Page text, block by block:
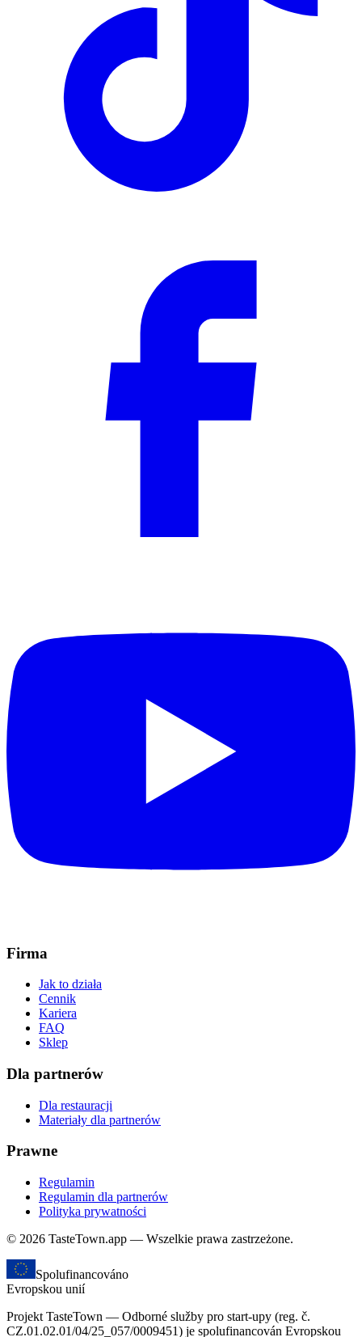
Firma
Jak to działa
Cennik
Kariera
FAQ
Sklep
Dla partnerów
Dla restauracji
Materiały dla partnerów
Prawne
Regulamin
Regulamin dla partnerów
Polityka prywatności
© 2026 TasteTown.app — Wszelkie prawa zastrzeżone.
Spolufinancováno
Evropskou unií
Projekt TasteTown — Odborné služby pro start-upy (reg. č.
CZ.01.02.01/04/25_057/0009451) je spolufinancován Evropskou